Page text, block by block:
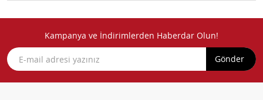
Kampanya ve İndirimlerden Haberdar Olun!
Gönder